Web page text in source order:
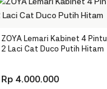
ZOYA Lemari Kabinet 4 Pintu
2 Laci Cat Duco Putih Hitam
Rp4.000.000